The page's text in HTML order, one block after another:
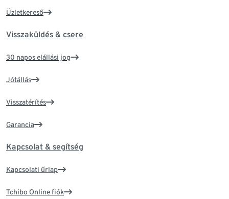
Üzletkereső
Visszaküldés & csere
30 napos elállási jog
Jótállás
Visszatérítés
Garancia
Kapcsolat & segítség
Kapcsolati űrlap
Tchibo Online fiók